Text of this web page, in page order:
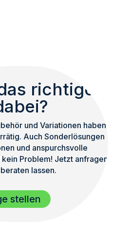
richtige
und Variationen haben
Auch Sonderlösungen
und anspurchsvolle
Problem! Jetzt anfragen
lassen.
stellen